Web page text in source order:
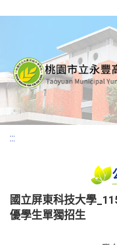
:::
國立屏東科技大學
優學生單獨招生